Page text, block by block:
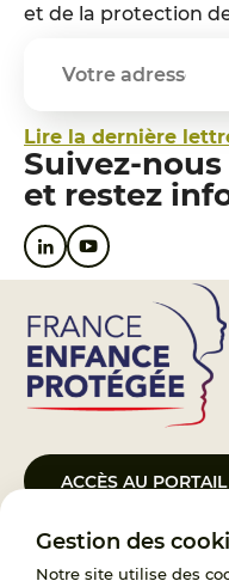
Gestion des
Notre site utilise des
et de la protection
Lire la dernière
Suivez-nous
et restez
ACCÈS AU PORTAIL
Le Groupement d’Intérêt
janvier 2023, a pour objet